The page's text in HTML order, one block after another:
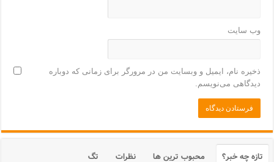
وب‌ سایت
ذخیره نام، ایمیل و وبسایت من در مرورگر برای زمانی که دوباره
دیدگاهی می‌نویسم.
تازه چه خبر؟ محبوب ترین ها نظرات
تگ